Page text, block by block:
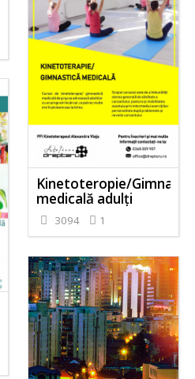
Kinetoteropie/
medicală adulți
3094 1